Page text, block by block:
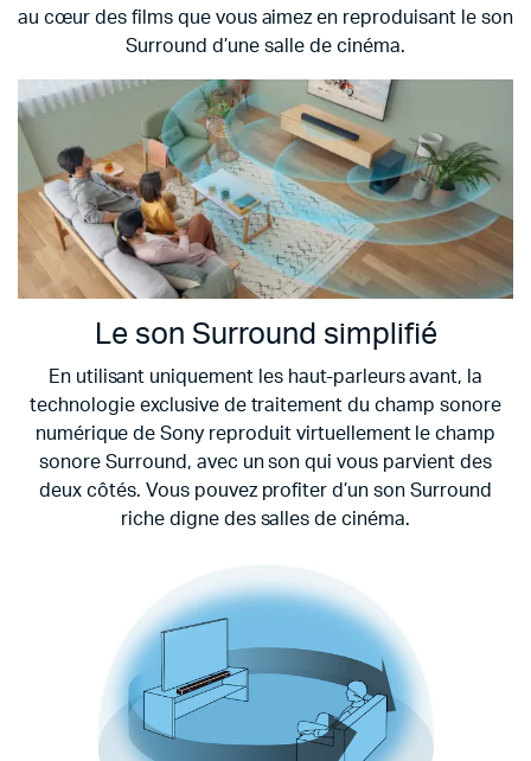
au cœur des films que vous aimez en reproduisant le son
Surround d’une salle de cinéma.
Le son Surround simplifié
En utilisant uniquement les haut-parleurs avant, la
technologie exclusive de traitement du champ sonore
numérique de Sony reproduit virtuellement le champ
sonore Surround, avec un son qui vous parvient des
deux côtés. Vous pouvez profiter d’un son Surround
riche digne des salles de cinéma.